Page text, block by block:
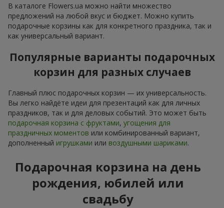
В каталоге Flowers.ua можно найти множество
предложений на любой вкус и бюджет. Можно купить
подарочные корзины как для конкретного праздника, так и
как универсальный вариант.
Популярные варианты подарочных
корзин для разных случаев
Главный плюс подарочных корзин — их универсальность.
Вы легко найдёте идеи для презентаций как для личных
праздников, так и для деловых событий. Это может быть
подарочная корзина с фруктами, угощения для
праздничных моментов или комбинированный вариант,
дополненный игрушками или воздушными шариками.
Подарочная корзина на день
рождения, юбилей или
свадьбу